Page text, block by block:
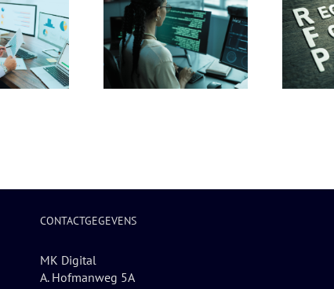
cloud groeit:
opleidingen en
engineers
nu nodig?
RFP winnen als MSP of
CSP: waarom je deals
verliest (en hoe je dat
omdraait)
CONTACTGEGEVENS
MK Digital
A. Hofmanweg 5A